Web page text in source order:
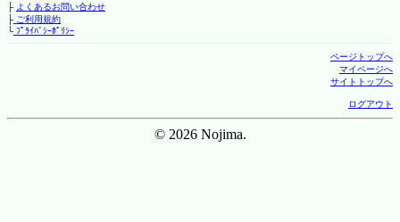
├ よくあるお問い合わせ
├ご利用規約
└ﾌﾟﾗｲﾊﾞｼｰﾎﾟﾘｼｰ
ページトップへ
マイページへ
サイトトップへ
ログアウト
© 2026 Nojima.